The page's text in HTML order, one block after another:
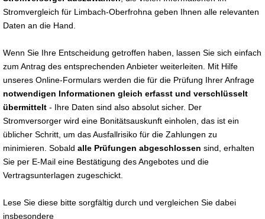
Stromvergleich für Limbach-Oberfrohna geben Ihnen alle relevanten
Daten an die Hand.
Wenn Sie Ihre Entscheidung getroffen haben, lassen Sie sich einfach
zum Antrag des entsprechenden Anbieter weiterleiten. Mit Hilfe
unseres Online-Formulars werden die für die Prüfung Ihrer Anfrage
notwendigen Informationen gleich erfasst und verschlüsselt
übermittelt - Ihre Daten sind also absolut sicher. Der
Stromversorger wird eine Bonitätsauskunft einholen, das ist ein
üblicher Schritt, um das Ausfallrisiko für die Zahlungen zu
minimieren. Sobald alle Prüfungen abgeschlossen sind, erhalten
Sie per E-Mail eine Bestätigung des Angebotes und die
Vertragsunterlagen zugeschickt.
Lese Sie diese bitte sorgfältig durch und vergleichen Sie dabei
insbesondere